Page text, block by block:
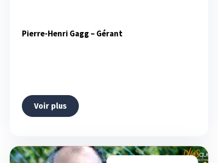
Pierre-Henri Gagg – Gérant
Voir plus